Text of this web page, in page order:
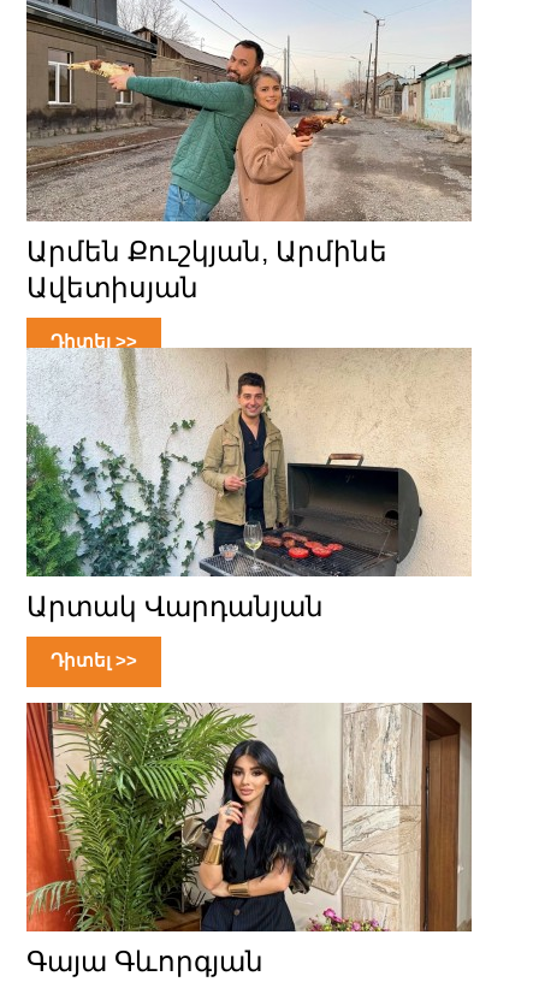
Արմեն Քուշկյան, Արմինե
Ավետիսյան
Դիտել >>
Արտակ Վարդանյան
Դիտել >>
Գայա Գևորգյան